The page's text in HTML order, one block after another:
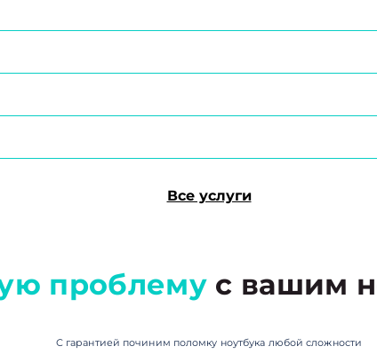
Все услуги
проблему с вашим
С гарантией починим поломку ноутбука любой сложности